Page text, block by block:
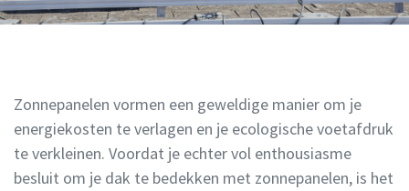
Zonnepanelen vormen een geweldige manier om je
energiekosten te verlagen en je ecologische voetafdruk
te verkleinen. Voordat je echter vol enthousiasme
besluit om je dak te bedekken met zonnepanelen, is het